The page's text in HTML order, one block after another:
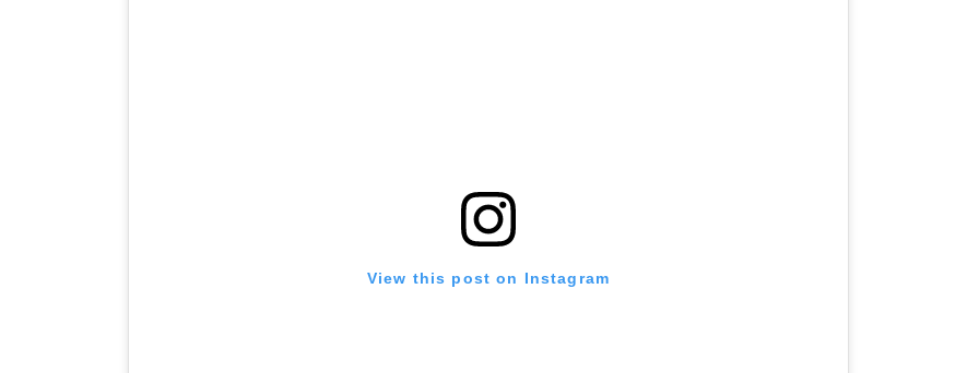
View this post on Instagram